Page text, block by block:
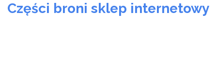
Części broni sklep internetowy